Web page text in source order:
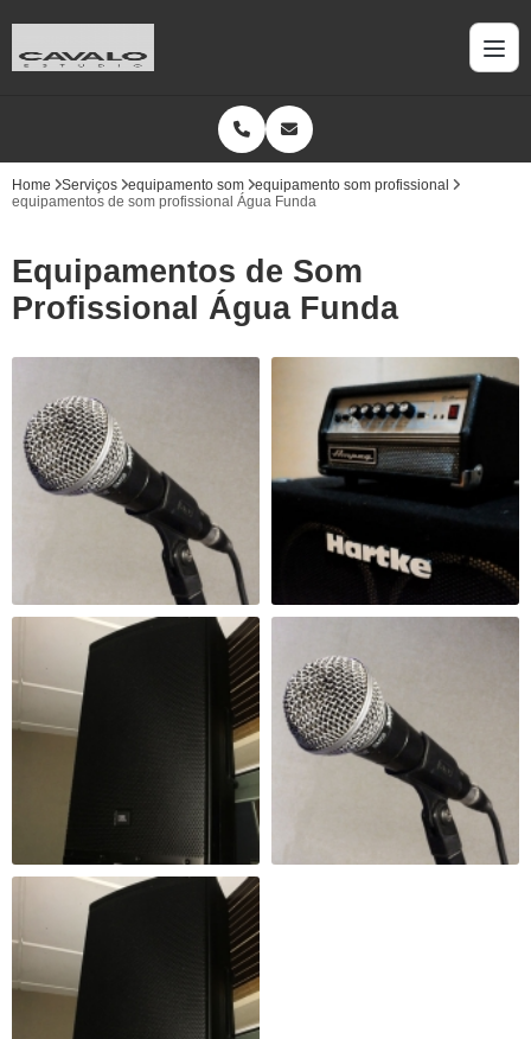
Home Serviços equipamento som
equipamento som profissional
equipamentos de som profissional Água Funda
Equipamentos de Som
Profissional Água Funda